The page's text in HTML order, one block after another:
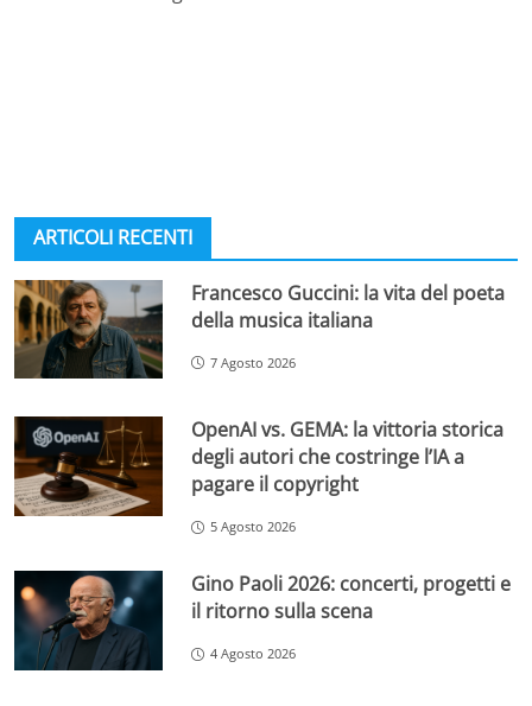
ARTICOLI RECENTI
Francesco Guccini: la vita del poeta
della musica italiana
7 Agosto 2026
OpenAI vs. GEMA: la vittoria storica
degli autori che costringe l’IA a
pagare il copyright
5 Agosto 2026
Gino Paoli 2026: concerti, progetti e
il ritorno sulla scena
4 Agosto 2026